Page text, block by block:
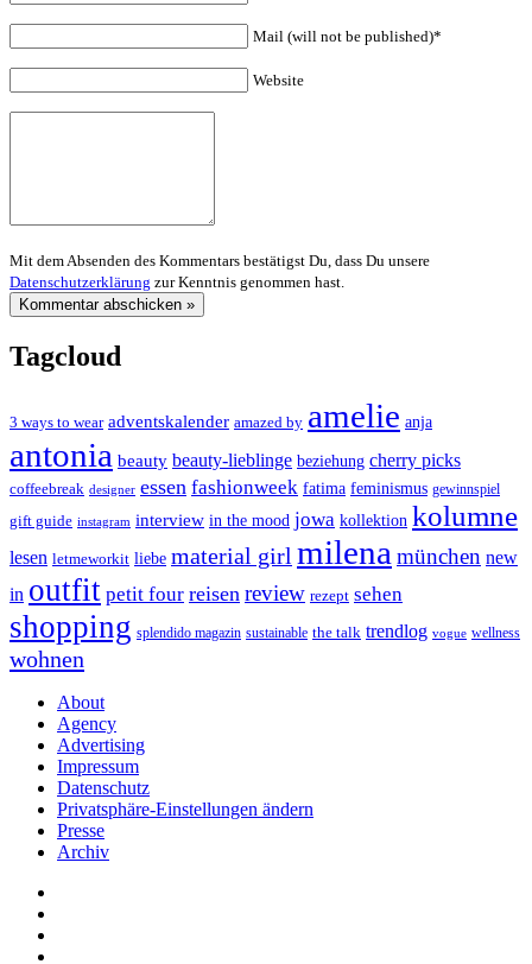
Mail (will not be published)*
Website
Mit dem Absenden des Kommentars bestätigst Du, dass Du unsere
Datenschutzerklärung zur Kenntnis genommen hast.
Tagcloud
3 ways to wear adventskalender amazed by amelie anja
antonia beauty beauty-lieblinge beziehung cherry picks
coffeebreak designer essen fashionweek fatima feminismus gewinnspiel
gift guide instagram interview in the mood jowa kollektion kolumne
lesen letmeworkit liebe material girl milena münchen new
in outfit petit four reisen review rezept sehen
shopping splendido magazin sustainable the talk trendlog vogue wellness
wohnen
About
Agency
Advertising
Impressum
Datenschutz
Privatsphäre-Einstellungen ändern
Presse
Archiv